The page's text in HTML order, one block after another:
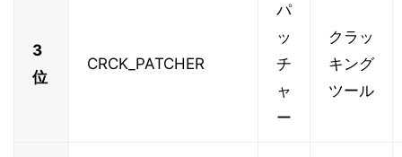
3
位
CRCK_PATCHER
パ
ッ
チ
ャ
ー
クラッ
キング
ツール